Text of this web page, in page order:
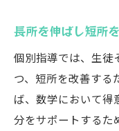
興味を引
長期的な
生徒のペ
多様な教
変化する
長所を伸ばし短所
個別指導では、生徒
つ、短所を改善する
ば、数学において得
分をサポートするた